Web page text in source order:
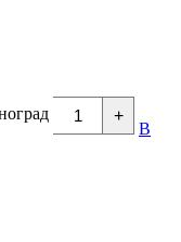
+
В